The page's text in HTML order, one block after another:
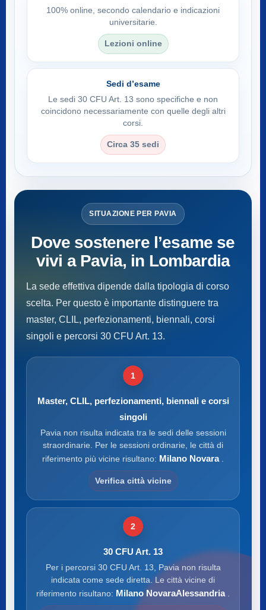
100% online, secondo calendario e indicazioni
universitarie.
Lezioni online
Sedi d’esame
Le sedi 30 CFU Art. 13 sono specifiche e non
coincidono necessariamente con quelle degli altri
corsi.
Circa 35 sedi
SITUAZIONE PER PAVIA
Dove sostenere l’esame se
vivi a Pavia, in Lombardia
La sede effettiva dipende dalla tipologia di corso
scelta. Per questo è importante distinguere tra
master, CLIL, perfezionamenti, biennali, corsi
singoli e percorsi 30 CFU Art. 13.
1
Master, CLIL, perfezionamenti, biennali e corsi
singoli
Pavia non risulta indicata tra le sedi delle sessioni
straordinarie. Per le sessioni ordinarie, le città di
riferimento più vicine risultano: Milano Novara
Verifica città vicine
2
30 CFU Art. 13
Per i percorsi 30 CFU Art. 13, Pavia non risulta
indicata come sede diretta. Le città vicine di
riferimento risultano: Milano NovaraAlessandria